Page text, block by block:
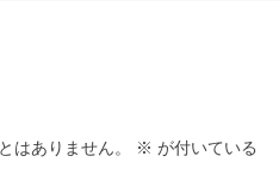
はありません。 ※ が付いている